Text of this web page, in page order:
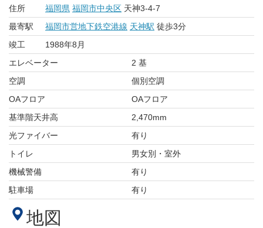
住所 福岡県 福岡市中央区 天神3-4-7
最寄駅
福岡市営地下鉄空港線 天神駅 徒歩3分
竣工
1988年8月
エレベーター
2 基
空調
個別空調
OAフロア
OAフロア
基準階天井高
2,470mm
光ファイバー
有り
トイレ
男女別・室外
機械警備
有り
駐車場
有り
地図